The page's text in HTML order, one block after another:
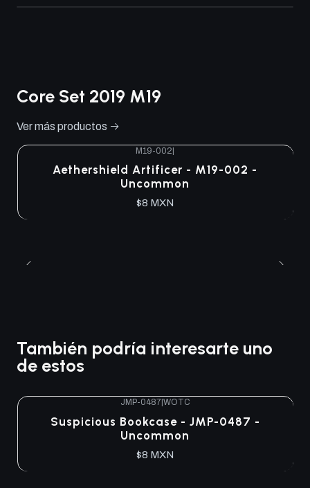
Core Set 2019 M19
Ver más productos
M19-002
Aethershield Artificer - M19-002 -
Uncommon
$8 MXN
También podría interesarte uno
de estos
JMP-0487| WOTC
Suspicious Bookcase - JMP-0487 -
Uncommon
$8 MXN